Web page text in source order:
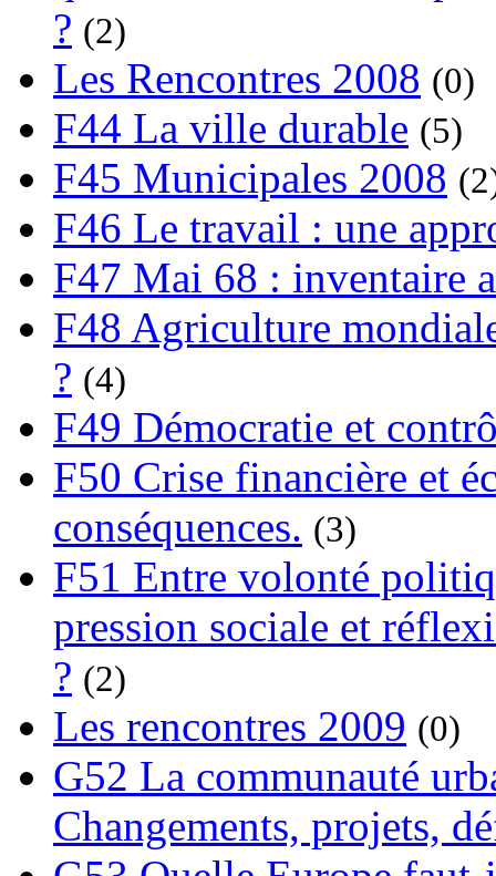
? (2)
Les Rencontres 2008 (0)
F44 La ville durable (5)
F45 Municipales 2008
F46 Le travail : une
F47 Mai 68 : inventaire
F48 Agriculture
? (4)
F49 Démocratie et
F50 Crise financière et
conséquences. (3)
F51 Entre volonté
pression sociale et
? (2)
Les rencontres 2009 (0)
G52 La communauté
Changements, projets,